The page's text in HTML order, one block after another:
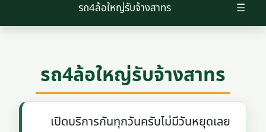
☰
รถ4ล้อใหญ่รับจ้างสาทร
รถ4ล้อใหญ่รับจ้างสาทร
เปิดบริการกันทุกวันครับไม่มีวันหยุดเลย